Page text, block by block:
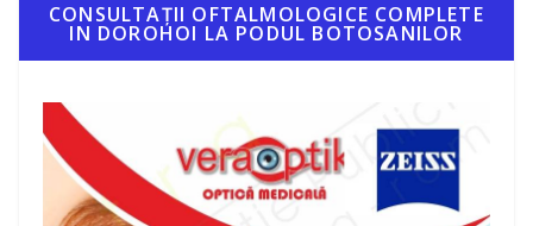
CONSULTAȚII OFTALMOLOGICE COMPLETE
IN DOROHOI LA PODUL BOTOSANILOR